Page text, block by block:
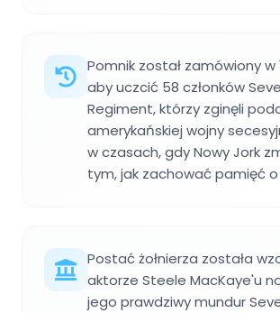
Pomnik został zamówiony w
aby uczcić 58 członków
Regiment, którzy zginęli
amerykańskiej wojny
w czasach, gdy Nowy Jork
tym, jak zachować pamięć o
Postać żołnierza została
aktorze Steele MacKaye'u
jego prawdziwy mundur